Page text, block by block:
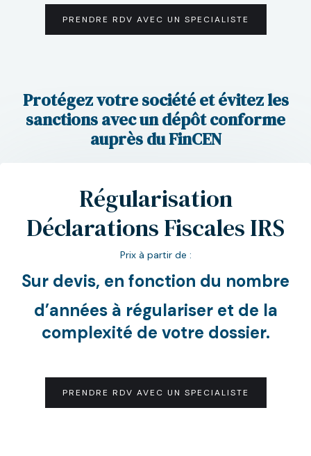
PRENDRE RDV AVEC UN SPECIALISTE
Protégez votre société et évitez les
sanctions avec un dépôt conforme
auprès du FinCEN
Régularisation
Déclarations Fiscales IRS
Prix à partir de :
Sur devis, en fonction du nombre
d’années à régulariser et de la
complexité de votre dossier.
PRENDRE RDV AVEC UN SPECIALISTE